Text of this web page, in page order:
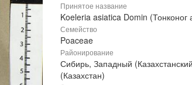
Принятое название
Koeleria asiatica Domin (Тонконог
Семейство
Poaceae
Районирование
Сибирь, Западный
(Казахстан)